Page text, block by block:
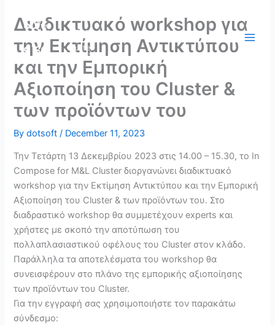
Διαδικτυακό workshop για
την Εκτίμηση Αντικτύπου
και την Εμπορική
Αξιοποίηση του Cluster &
των προϊόντων του
Bydotsoft/ December 11, 2023
Την Τετάρτη 13 Δεκεμβρίου 2023 στις 14.00 – 15.30, το In
Compose for M&L Cluster διοργανώνει διαδικτυακό
workshop για την Εκτίμηση Αντικτύπου και την Εμπορική
Αξιοποίηση του Cluster & των προϊόντων του. Στο
διαδραστικό workshop θα συμμετέχουν experts και
χρήστες με σκοπό την αποτύπωση του
πολλαπλασιαστικού οφέλους του Cluster στον κλάδο.
Παράλληλα τα αποτελέσματα του workshop θα
συνεισφέρουν στο πλάνο της εμπορικής αξιοποίησης
των προϊόντων του Cluster.
Για την εγγραφή σας χρησιμοποιήστε τον παρακάτω
σύνδεσμο: